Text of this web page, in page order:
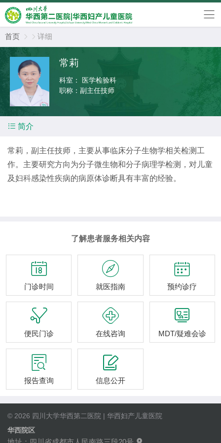
首页   详细
常莉
科室：
医学检验科
职称： 副主任技师
 简介
常莉，副主任技师，主要从事临床分子生物学相关检测工
作。主要研究方向为分子微生物和分子病理学检测，对儿童
及妇科感染性疾病的病原体诊断具有丰富的经验。
了解患者服务相关内容

门诊时间

就医指南

预约诊疗

便民门诊

在线咨询

MDT/疑难会诊

报告查询

信息公开
© 2026 四川大学华西第二医院 | 华西妇产儿童医院
华西院区